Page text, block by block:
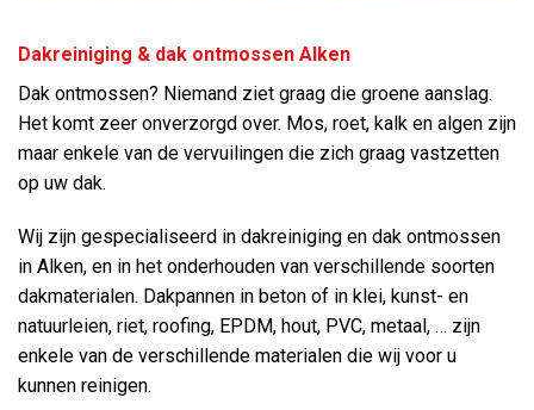
Dakreiniging & dak ontmossen Alken
Dak ontmossen? Niemand ziet graag die groene aanslag.
Het komt zeer onverzorgd over. Mos, roet, kalk en algen zijn
maar enkele van de vervuilingen die zich graag vastzetten
op uw dak.
Wij zijn gespecialiseerd in dakreiniging en dak ontmossen
in Alken, en in het onderhouden van verschillende soorten
dakmaterialen. Dakpannen in beton of in klei, kunst- en
natuurleien, riet, roofing, EPDM, hout, PVC, metaal, … zijn
enkele van de verschillende materialen die wij voor u
kunnen reinigen.